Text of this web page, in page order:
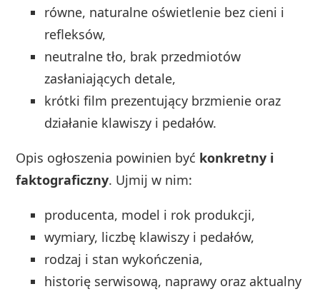
równe, naturalne oświetlenie bez cieni i
refleksów,
neutralne tło, brak przedmiotów
zasłaniających detale,
krótki film prezentujący brzmienie oraz
działanie klawiszy i pedałów.
Opis ogłoszenia powinien być konkretny i
faktograficzny. Ujmij w nim:
producenta, model i rok produkcji,
wymiary, liczbę klawiszy i pedałów,
rodzaj i stan wykończenia,
historię serwisową, naprawy oraz aktualny